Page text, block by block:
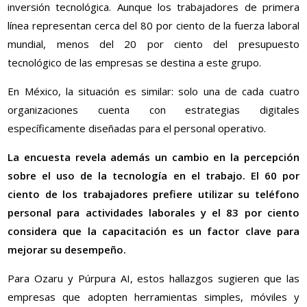
inversión tecnológica. Aunque los trabajadores de primera
línea representan cerca del 80 por ciento de la fuerza laboral
mundial, menos del 20 por ciento del presupuesto
tecnológico de las empresas se destina a este grupo.
En México, la situación es similar: solo una de cada cuatro
organizaciones cuenta con estrategias digitales
específicamente diseñadas para el personal operativo.
La encuesta revela además un cambio en la percepción
sobre el uso de la tecnología en el trabajo. El 60 por
ciento de los trabajadores prefiere utilizar su teléfono
personal para actividades laborales y el 83 por ciento
considera que la capacitación es un factor clave para
mejorar su desempeño.
Para Ozaru y Púrpura AI, estos hallazgos sugieren que las
empresas que adopten herramientas simples, móviles y